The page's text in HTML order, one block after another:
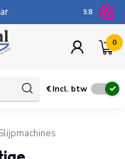
100
9.8
0
€Incl. btw